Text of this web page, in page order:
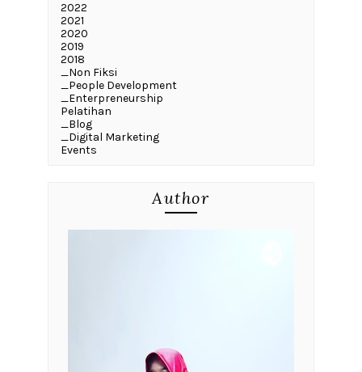
2022
2021
2020
2019
2018
_Non Fiksi
_People Development
_Enterpreneurship
Pelatihan
_Blog
_Digital Marketing
Events
Author